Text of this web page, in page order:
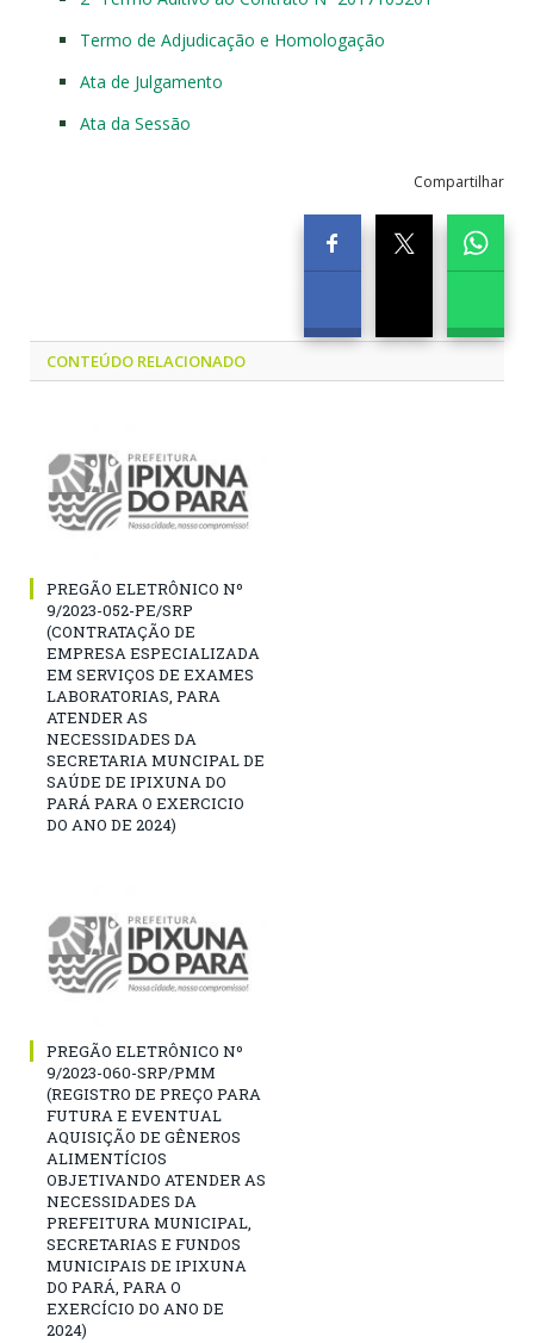
Termo de Adjudicação e Homologação
Ata de Julgamento
Ata da Sessão
Compartilhar
CONTEÚDO RELACIONADO
PREGÃO ELETRÔNICO Nº
9/2023-052-PE/SRP
(CONTRATAÇÃO DE
EMPRESA ESPECIALIZADA
EM SERVIÇOS DE EXAMES
LABORATORIAS, PARA
ATENDER AS
NECESSIDADES DA
SECRETARIA MUNCIPAL DE
SAÚDE DE IPIXUNA DO
PARÁ PARA O EXERCICIO
DO ANO DE 2024)
PREGÃO ELETRÔNICO Nº
9/2023-060-SRP/PMM
(REGISTRO DE PREÇO PARA
FUTURA E EVENTUAL
AQUISIÇÃO DE GÊNEROS
ALIMENTÍCIOS
OBJETIVANDO ATENDER AS
NECESSIDADES DA
PREFEITURA MUNICIPAL,
SECRETARIAS E FUNDOS
MUNICIPAIS DE IPIXUNA
DO PARÁ, PARA O
EXERCÍCIO DO ANO DE
2024)